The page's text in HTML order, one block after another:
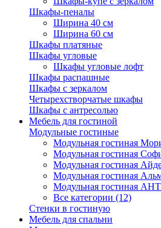
Шкафы-пеналы
Ширина 40 см
Ширина 60 см
Шкафы платяные
Шкафы угловые
Шкафы угловые лофт
Шкафы распашные
Шкафы с зеркалом
Четырехстворчатые шкафы
Шкафы с антресолью
Мебель для гостиной
Модульные гостиные
Модульная гостиная
Модульная гостиная
Модульная гостиная
Модульная гостиная
Модульная гостиная
Все категории (12)
Стенки в гостиную
Мебель для спальни